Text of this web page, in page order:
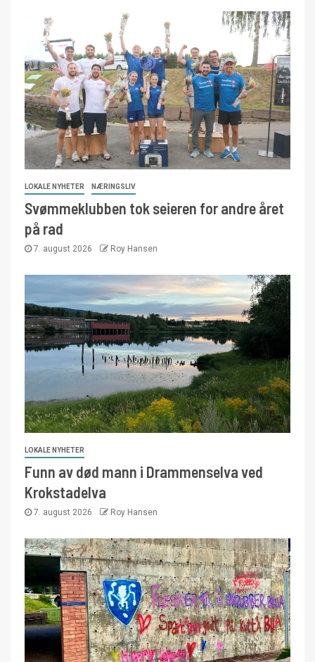
LOKALE NYHETER NÆRINGSLIV
Svømmeklubben tok seieren for andre året
på rad
7. august 2026 Roy Hansen
LOKALE NYHETER
Funn av død mann i Drammenselva ved
Krokstadelva
7. august 2026 Roy Hansen